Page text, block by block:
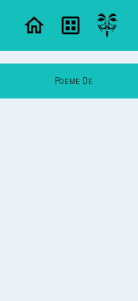
Poeme De